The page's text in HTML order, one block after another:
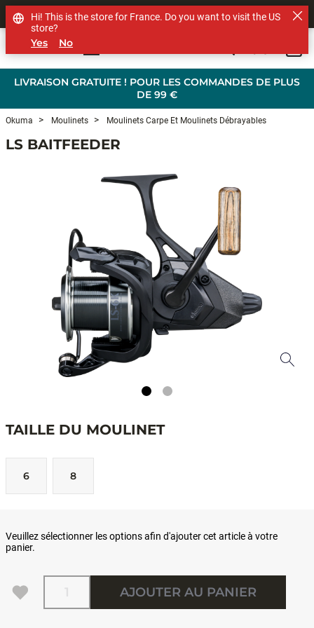
LIVRAISON GRATUITE ! POUR LES COMMANDES DE PLUS
DE 99 €
SHOP OTHER BRANDS
Okuma Moulinets Moulinets Carpe Et Moulinets Débrayables
LS BAITFEEDER
TAILLE DU MOULINET
6 8
Veuillez sélectionner les options afin d'ajouter cet article à votre
panier.
Quantité
AJOUTER AU PANIER
Hi! This is the store for France. Do you want to visit the US
store?
Yes No